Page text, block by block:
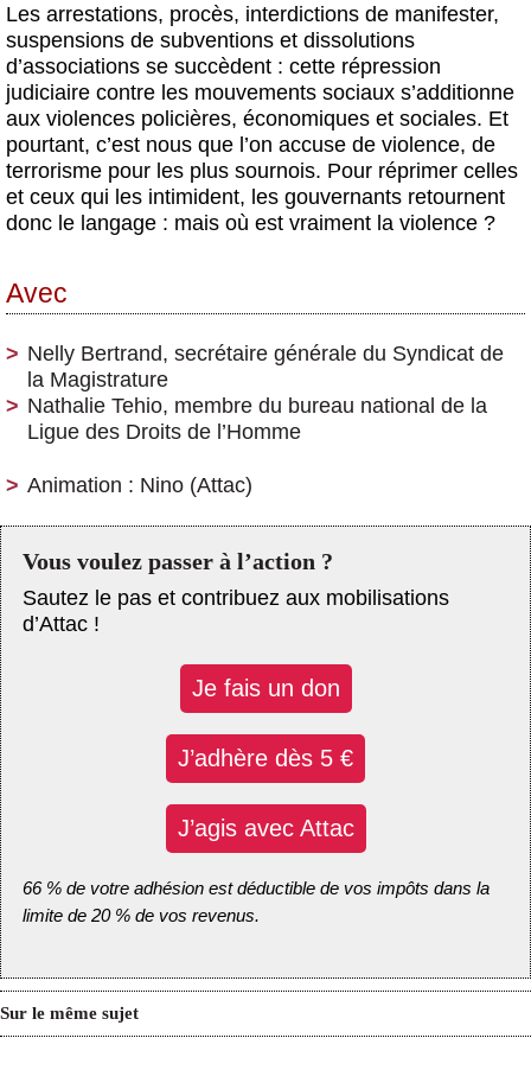
Les arrestations, procès, interdictions de manifester,
suspensions de subventions et dissolutions
d’associations se succèdent : cette répression
judiciaire contre les mouvements sociaux s’additionne
aux violences policières, économiques et sociales. Et
pourtant, c’est nous que l’on accuse de violence, de
terrorisme pour les plus sournois. Pour réprimer celles
et ceux qui les intimident, les gouvernants retournent
donc le langage : mais où est vraiment la violence ?
Avec
Nelly Bertrand, secrétaire générale du Syndicat de
la Magistrature
Nathalie Tehio, membre du bureau national de la
Ligue des Droits de l’Homme
Animation : Nino (Attac)
Vous voulez passer à l’action ?
Sautez le pas et contribuez aux mobilisations
d’Attac !
Je fais un don
J’adhère dès 5 €
J’agis avec Attac
66 % de votre adhésion est déductible de vos impôts dans la
limite de 20 % de vos revenus.
Sur le même sujet